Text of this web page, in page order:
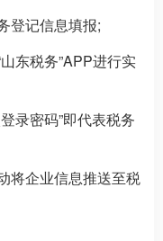
登记信息填报;
东税务”APP进行实
录密码”即代表税务
将企业信息推送至税